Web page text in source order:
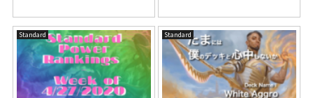
Standard Standard